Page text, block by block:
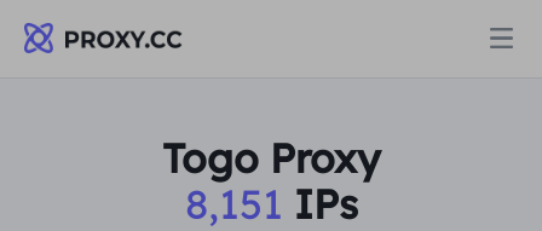
PROCURAÇÃO RESIDENCIAL
Togo Proxy
8,151 IPs